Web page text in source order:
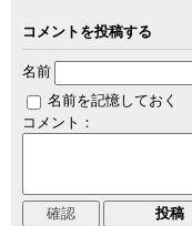
コメントを投稿する
名前
名前を記憶しておく
コメント：